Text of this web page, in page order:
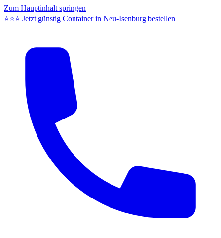
Zum Hauptinhalt springen
⭐⭐⭐ Jetzt günstig Container in Neu-Isenburg bestellen